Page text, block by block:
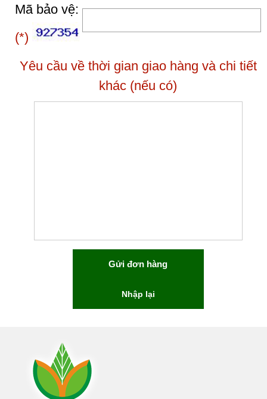
Mã bảo vệ:
(*)
Yêu cầu về thời gian giao hàng và chi tiết
khác (nếu có)